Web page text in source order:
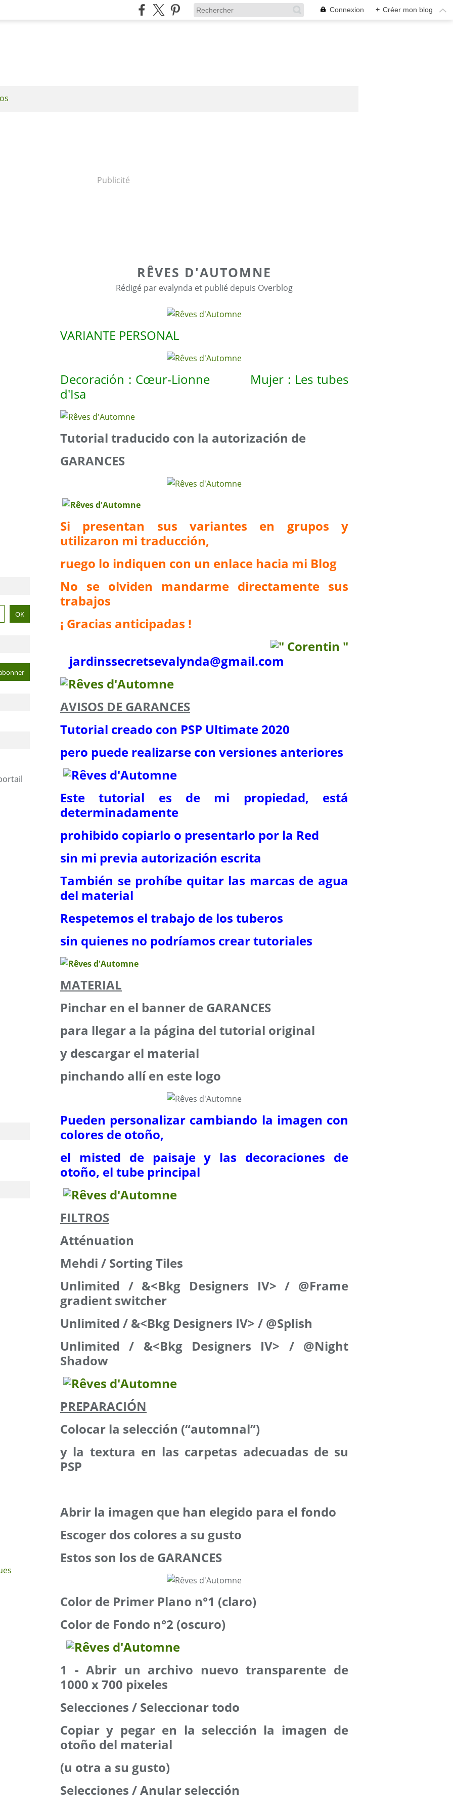
Connexion + Créer mon blog
Publicité
RÊVES D'AUTOMNE
Rédigé par evalynda et publié depuis Overblog
VARIANTE PERSONAL
Decoración : Cœur-Lionne Mujer : Les tubes
d'Isa
Tutorial traducido con la autorización de
GARANCES
Si presentan sus variantes en grupos y
utilizaron mi traducción,
ruego lo indiquen con un enlace hacia mi Blog
No se olviden mandarme directamente sus
trabajos
¡ Gracias anticipadas !
jardinssecretsevalynda@gmail.com
AVISOS DE GARANCES
Tutorial creado con PSP Ultimate 2020
pero puede realizarse con versiones anteriores
Este tutorial es de mi propiedad, está
determinadamente
prohibido copiarlo o presentarlo por la Red
sin mi previa autorización escrita
También se prohíbe quitar las marcas de agua
del material
Respetemos el trabajo de los tuberos
sin quienes no podríamos crear tutoriales
MATERIAL
Pinchar en el banner de GARANCES
para llegar a la página del tutorial original
y descargar el material
pinchando allí en este logo
Pueden personalizar cambiando la imagen con
colores de otoño,
el misted de paisaje y las decoraciones de
otoño, el tube principal
FILTROS
Atténuation
Mehdi / Sorting Tiles
Unlimited / &<Bkg Designers IV> / @Frame
gradient switcher
Unlimited / &<Bkg Designers IV> / @Splish
Unlimited / &<Bkg Designers IV> / @Night
Shadow
PREPARACIÓN
Colocar la selección (“automnal”)
y la textura en las carpetas adecuadas de su
PSP
Abrir la imagen que han elegido para el fondo
Escoger dos colores a su gusto
Estos son los de GARANCES
Color de Primer Plano n°1 (claro)
Color de Fondo n°2 (oscuro)
1 - Abrir un archivo nuevo transparente de
1000 x 700 pixeles
Selecciones / Seleccionar todo
Copiar y pegar en la selección la imagen de
otoño del material
(u otra a su gusto)
Selecciones / Anular selección